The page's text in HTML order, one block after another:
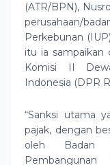
(ATR/BPN),
perusahaan/
Perkebunan
itu ia sampaikan
Komisi II
Indonesia (DPR
“Sanksi utama
pajak, dengan
oleh Badan